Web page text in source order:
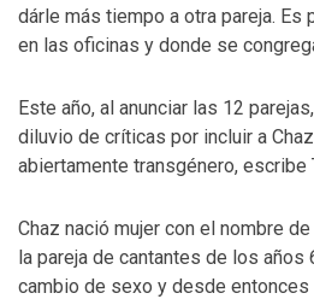
dárle más tiempo a otra pareja. Es
en las oficinas y donde se
Este año, al anunciar las 12
diluvio de críticas por incluir a
abiertamente transgénero, escribe
Chaz nació mujer con el nombre
la pareja de cantantes de los años
cambio de sexo y desde